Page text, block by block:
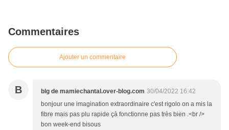
Commentaires
Ajouter un commentaire
B blg de mamiechantal.over-blog.com 30/04/2022 16:42
bonjour une imagination extraordinaire c'est rigolo on a mis la
fibre mais pas plu rapide çà fonctionne pas très bien .<br />
bon week-end bisous